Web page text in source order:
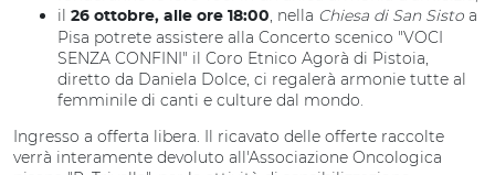
il
26 ottobre, alle ore 18:00, nella Chiesa di San Sisto a
Pisa potrete assistere alla Concerto scenico "VOCI
SENZA CONFINI" il Coro Etnico Agorà di Pistoia,
diretto da Daniela Dolce, ci regalerà armonie tutte al
femminile di canti e culture dal mondo.
Ingresso a offerta libera. Il ricavato delle offerte raccolte
verrà interamente devoluto all'Associazione Oncologica